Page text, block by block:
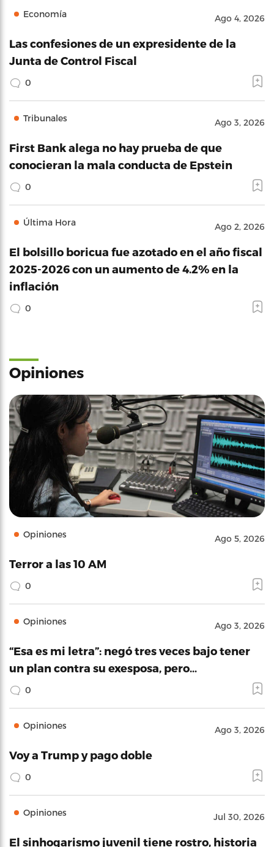
Economía Ago 4, 2026
Las confesiones de un expresidente de la
Junta de Control Fiscal
0
Tribunales Ago 3, 2026
First Bank alega no hay prueba de que
conocieran la mala conducta de Epstein
0
Última Hora Ago 2, 2026
El bolsillo boricua fue azotado en el año fiscal
2025-2026 con un aumento de 4.2% en la
inflación
0
Opiniones
Opiniones Ago 5, 2026
Terror a las 10 AM
0
Opiniones Ago 3, 2026
“Esa es mi letra”: negó tres veces bajo tener
un plan contra su exesposa, pero…
0
Opiniones Ago 3, 2026
Voy a Trump y pago doble
0
Opiniones Jul 30, 2026
El sinhogarismo juvenil tiene rostro, historia